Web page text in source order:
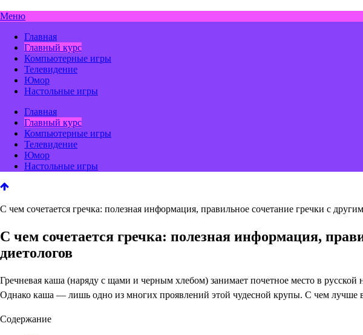
Меню
Главная
Главный курс
Компьютерные игры
Телевидение
Юмор
Настольные игры
Главная
Главный курс
Компьютерные игры
Телевидение
Юмор
Настольные игры
С чем сочетается гречка: полезная информация, правильное сочетание гречки с
С чем сочетается гречка: полезная информация,
диетологов
Гречневая каша (наряду с щами и черным хлебом) занимает почетное место в
Однако каша — лишь одно из многих проявлений этой чудесной крупы. С чем лучше
Содержание